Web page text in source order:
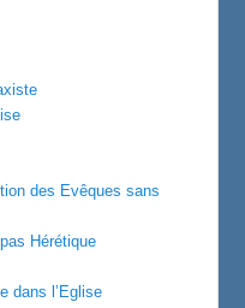
des Evêques sans
Hérétique
dans l’Eglise